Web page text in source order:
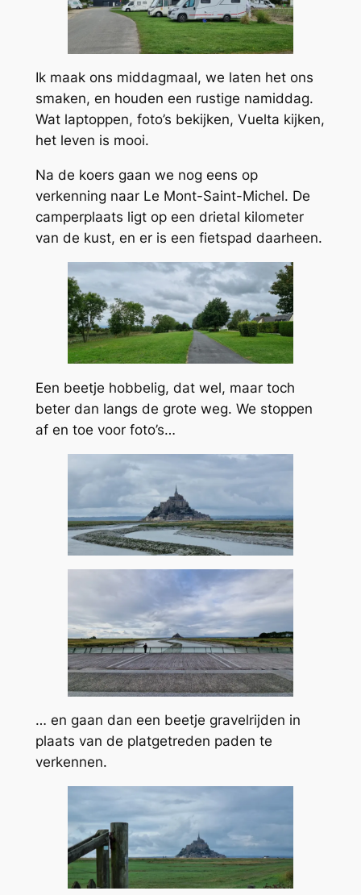
Ik maak ons middagmaal, we laten het ons
smaken, en houden een rustige namiddag.
Wat laptoppen, foto’s bekijken, Vuelta kijken,
het leven is mooi.
Na de koers gaan we nog eens op
verkenning naar Le Mont-Saint-Michel. De
camperplaats ligt op een drietal kilometer
van de kust, en er is een fietspad daarheen.
Een beetje hobbelig, dat wel, maar toch
beter dan langs de grote weg. We stoppen
af en toe voor foto’s…
… en gaan dan een beetje gravelrijden in
plaats van de platgetreden paden te
verkennen.